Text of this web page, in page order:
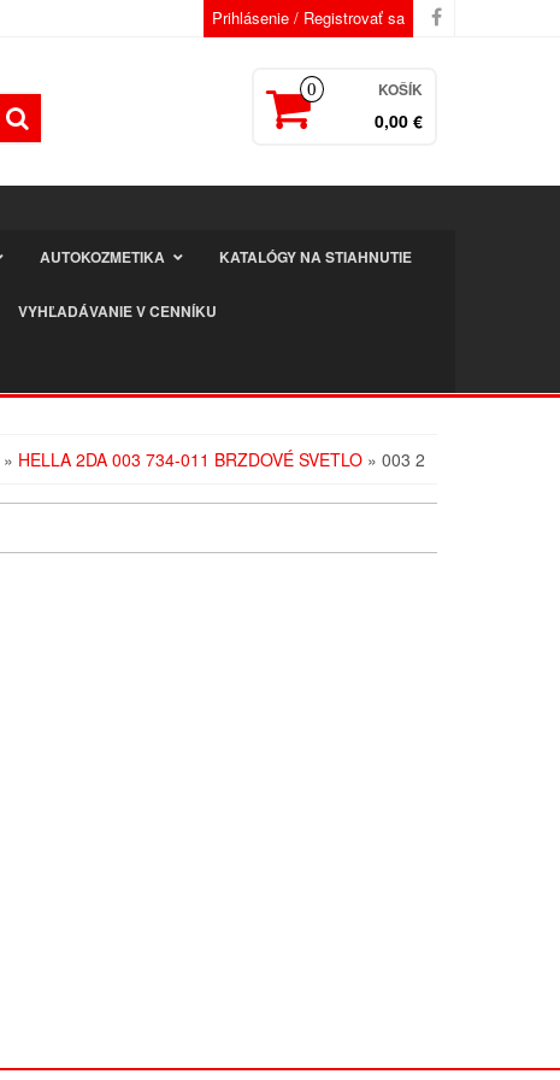
Prihlásenie / Registrovať sa
0 KOŠÍK
0,00 €
AUTOKOZMETIKA KATALÓGY NA STIAHNUTIE
VYHĽADÁVANIE V CENNÍKU
» HELLA 2DA 003 734-011 BRZDOVÉ SVETLO » 003 2